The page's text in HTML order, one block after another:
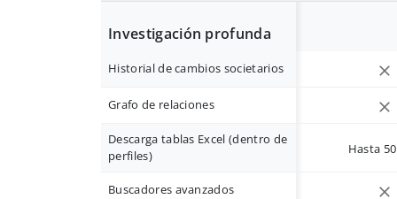
Investigación profunda
Historial de cambios societarios
Grafo de relaciones
Descarga tablas Excel (dentro de
perfiles)
Hasta
Buscadores avanzados